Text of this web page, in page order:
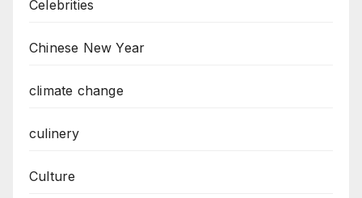
Celebrities
Chinese New Year
climate change
culinery
Culture